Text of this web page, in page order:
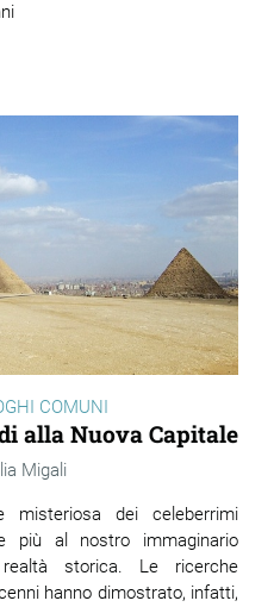
COMUNI
alla Nuova Capitale
Migali
misteriosa dei celeberrimi
più al nostro immaginario
storica. Le ricerche
hanno dimostrato, infatti,